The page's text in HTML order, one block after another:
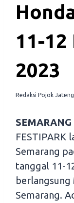
11-
2023
Redaksi Pojok Jateng
SEMARANG
FESTIPARK
Semarang
tanggal 11-
Semarang.